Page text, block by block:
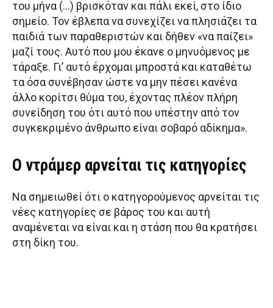
του μήνα (…) βρισκόταν και πάλι εκεί, στο ίδιο
σημείο. Τον έβλεπα να συνεχίζει να πλησιάζει τα
παιδιά των παραθεριστών και δήθεν «να παίζει»
μαζί τους. Αυτό που μου έκανε ο μηνυόμενος με
τάραξε. Γι’ αυτό έρχομαι μπροστά και καταθέτω
τα όσα συνέβησαν ώστε να μην πέσει κανένα
άλλο κορίτσι θύμα του, έχοντας πλέον πλήρη
συνείδηση του ότι αυτό που υπέστην από τον
συγκεκριμένο άνθρωπο είναι σοβαρό αδίκημα».
Ο ντράμερ αρνείται τις κατηγορίες
Να σημειωθεί ότι ο κατηγορούμενος αρνείται τις
νέες κατηγορίες σε βάρος του και αυτή
αναμένεται να είναι και η στάση που θα κρατήσει
στη δίκη του.